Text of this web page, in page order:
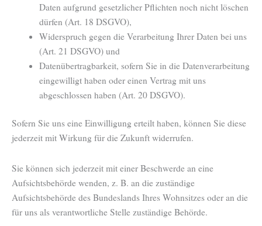
Daten aufgrund gesetzlicher Pflichten noch nicht löschen
dürfen (Art. 18 DSGVO),
Widerspruch gegen die Verarbeitung Ihrer Daten bei uns
(Art. 21 DSGVO) und
Datenübertragbarkeit, sofern Sie in die Datenverarbeitung
eingewilligt haben oder einen Vertrag mit uns
abgeschlossen haben (Art. 20 DSGVO).
Sofern Sie uns eine Einwilligung erteilt haben, können Sie diese
jederzeit mit Wirkung für die Zukunft widerrufen.
Sie können sich jederzeit mit einer Beschwerde an eine
Aufsichtsbehörde wenden, z. B. an die zuständige
Aufsichtsbehörde des Bundeslands Ihres Wohnsitzes oder an die
für uns als verantwortliche Stelle zuständige Behörde.